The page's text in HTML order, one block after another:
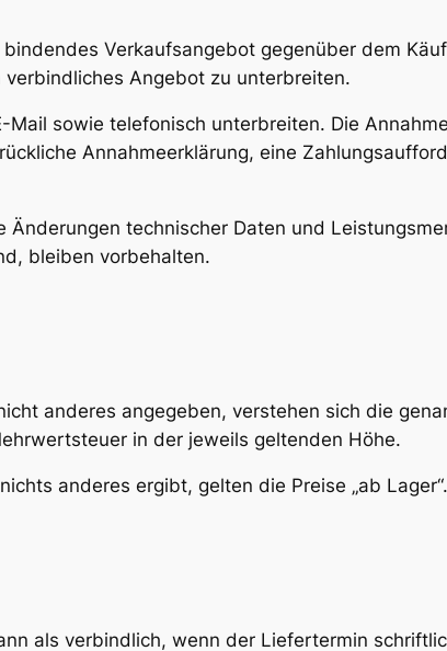
Verkaufsangebot gegenüber dem
Angebot zu unterbreiten.
sowie telefonisch unterbreiten. Die
Annahmeerklärung, eine
technischer Daten und
bleiben vorbehalten.
anderes angegeben, verstehen sich die
in der jeweils geltenden Höhe.
anderes ergibt, gelten die Preise „ab Lager“.
als verbindlich, wenn der Liefertermin